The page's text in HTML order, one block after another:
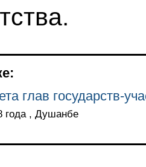
глав государств-
года , Душанбе